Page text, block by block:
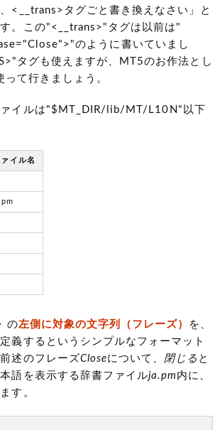
<__trans>タグごと書き換えなさい」と
。この"<__trans>"タグは以前は"
のように書いていまし
タグも使えますが、MT5のお作法とし
て行きましょう。
ァイルは"$MT_DIR/lib/MT/L10N"以下
イル名
の左側に対象の文字列（フレーズ）
を、
義するというシンプルなフォーマット
述のフレーズCloseについて、 閉じる と
語を表示する辞書ファイルja.pm 内に、
す。